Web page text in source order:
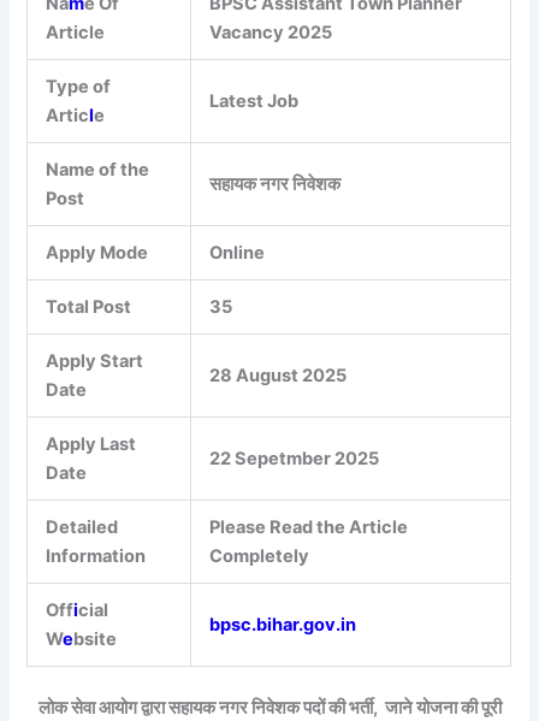
Article
Vacancy 2025
Type of
Article
Latest Job
Name of the
Post
सहायक नगर निवेशक
Apply Mode Online
Total Post 35
Apply Start
Date
28 August 2025
Apply Last
Date
22 Sepetmber 2025
Detailed
Information
Please Read the Article
Completely
Official
Website
bpsc.bihar.gov.in
लोक सेवा आयोग द्वारा सहायक नगर निवेशक पदों की भर्ती, जाने योजना की पूरी